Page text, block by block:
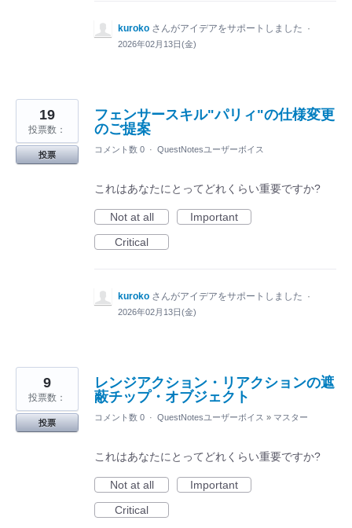
kuroko さんがアイデアをサポートしました ·
2026年02月13日(金)
フェンサースキル"パリィ"の仕様変更
のご提案
19
投票数：
投票
コメント数 0 · QuestNotesユーザーボイス
これはあなたにとってどれくらい重要ですか?
Not at all
Important
Critical
kuroko さんがアイデアをサポートしました ·
2026年02月13日(金)
レンジアクション・リアクションの遮
蔽チップ・オブジェクト
9
投票数：
投票
コメント数 0 · QuestNotesユーザーボイス » マスター
これはあなたにとってどれくらい重要ですか?
Not at all
Important
Critical